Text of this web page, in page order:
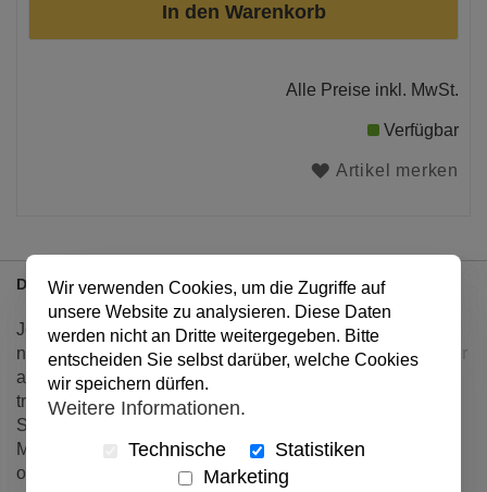
In den Warenkorb
Alle Preise inkl. MwSt.
Verfügbar
Artikel merken
Details
Jonas hat Opas Vase kaputt gemacht, aber er traut sich
nicht, es ihm zu sagen. Lisa spielt mit ihrem kleinen Bruder
am Strand, doch plötzlich ist er verschwunden. Moritz ist
traurig, weil er viel kleiner ist als die anderen Kinder. Und
Sarah geht ganz allein einkaufen, aber auf einmal ist
Mamas Geldbeutel weg. - Was nun? Ob beten hilft? Und
ob Gott wirklich alles weiß?
Wir verwenden Cookies, um die Zugriffe auf
unsere Website zu analysieren. Diese Daten
werden nicht an Dritte weitergegeben. Bitte
entscheiden Sie selbst darüber, welche Cookies
wir speichern dürfen.
Weitere Informationen.
Technische
Statistiken
Marketing